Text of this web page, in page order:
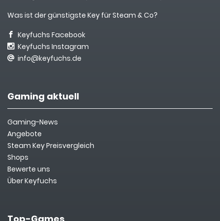
Was ist der günstigste Key für Steam & Co?
Keyfuchs Facebook
Keyfuchs Instagram
info@keyfuchs.de
Gaming aktuell
Gaming-News
Angebote
Steam Key Preisvergleich
Shops
Bewerte uns
Über Keyfuchs